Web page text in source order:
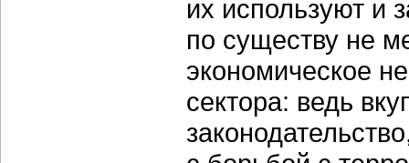
их используют и
по существу не
экономическое
сектора: ведь